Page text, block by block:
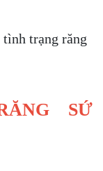
tình trạng răng
SỨ